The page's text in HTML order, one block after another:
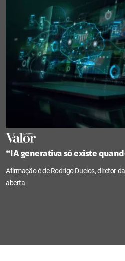
“IA generativa só existe
Afirmação é de Rodrigo Duclos, diretor
aberta